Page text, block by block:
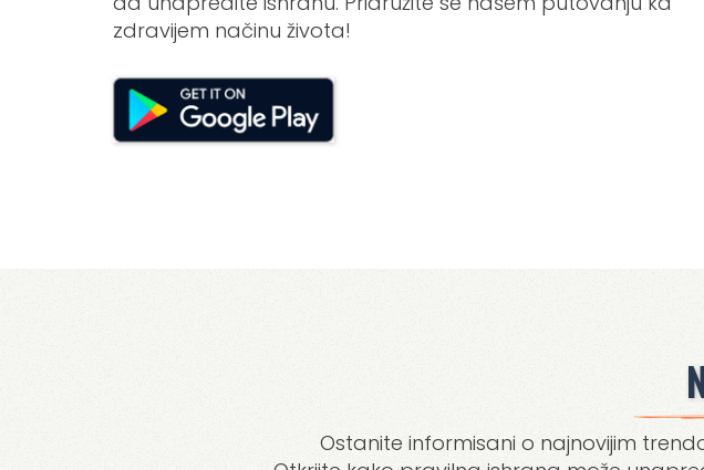
zdravijem načinu života!
Ostanite informisani o najnovijim